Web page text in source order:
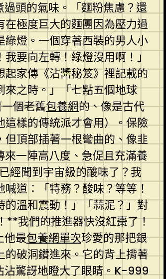
頭的氣味。「麵粉焦慮？還
極度巨大的麵團因為壓力過
燈。一個穿著西裝的男人小
要向左轉！綠燈沒用啊！」
家傳《沾醬秘笈》裡記載的
之時。」「七點五個地球
個老舊包養網的、像是古代
樣的傳統派才會用）。保險
頂部插著一根彎曲的、像韭
一陣高八度、急促且充滿養
經聞到宇宙級的酸味了？我
道：「特務？酸味？等等！
溫和震動！」「蒜泥？」對
**我們的推進器快沒紅棗了！
他最包養網單次珍愛的那把銀
破洞鑽進來。它的背上揹著
驚訝地瞪大了眼睛。K-999